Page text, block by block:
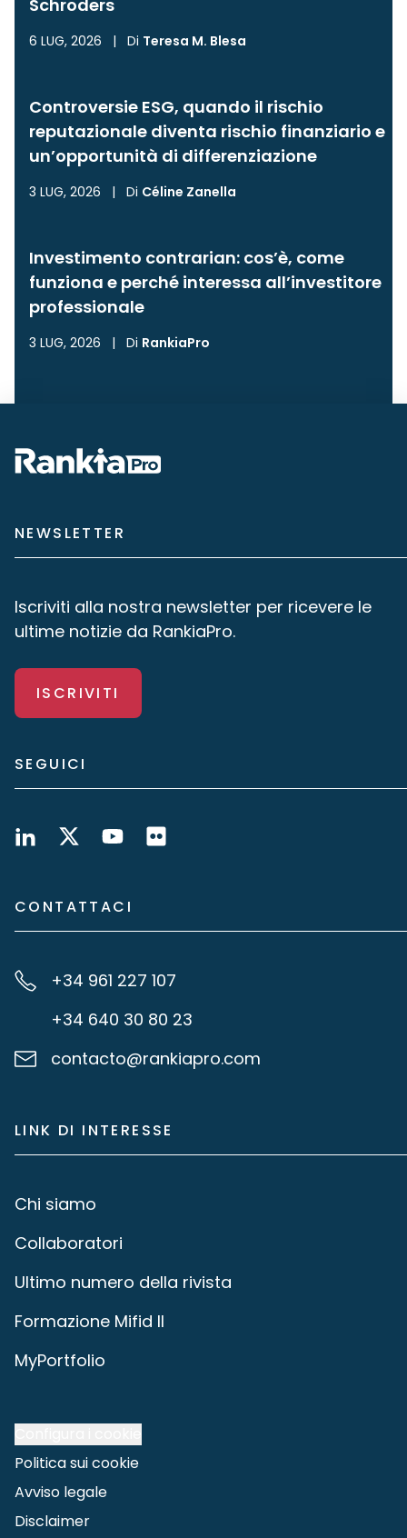
Schroders
6 LUG, 2026 | Di Teresa M. Blesa
Controversie ESG, quando il rischio
reputazionale diventa rischio finanziario e
un’opportunità di differenziazione
3 LUG, 2026 | Di Céline Zanella
Investimento contrarian: cos’è, come
funziona e perché interessa all’investitore
professionale
3 LUG, 2026 | Di RankiaPro
NEWSLETTER
Iscriviti alla nostra newsletter per ricevere le
ultime notizie da RankiaPro.
ISCRIVITI
SEGUICI
CONTATTACI
+34 961 227 107
+34 640 30 80 23
contacto@rankiapro.com
LINK DI INTERESSE
Chi siamo
Collaboratori
Ultimo numero della rivista
Formazione Mifid II
MyPortfolio
Politica sui cookie
Avviso legale
Disclaimer